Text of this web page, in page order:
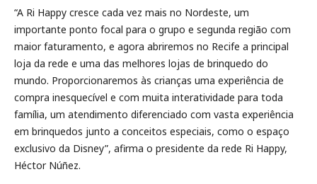
“A Ri Happy cresce cada vez mais no Nordeste, um
importante ponto focal para o grupo e segunda região com
maior faturamento, e agora abriremos no Recife a principal
loja da rede e uma das melhores lojas de brinquedo do
mundo. Proporcionaremos às crianças uma experiência de
compra inesquecível e com muita interatividade para toda
família, um atendimento diferenciado com vasta experiência
em brinquedos junto a conceitos especiais, como o espaço
exclusivo da Disney”, afirma o presidente da rede Ri Happy,
Héctor Núñez.